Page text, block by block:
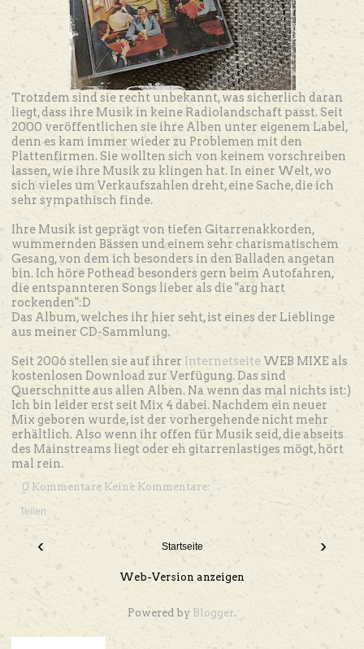
Trotzdem sind sie recht unbekannt, was sicherlich daran
liegt, dass ihre Musik in keine Radiolandschaft passt. Seit
2000 veröffentlichen sie ihre Alben unter eigenem Label,
denn es kam immer wieder zu Problemen mit den
Plattenfirmen. Sie wollten sich von keinem vorschreiben
lassen, wie ihre Musik zu klingen hat. In einer Welt, wo
sich vieles um Verkaufszahlen dreht, eine Sache, die ich
sehr sympathisch finde.
Ihre Musik ist geprägt von tiefen Gitarrenakkorden,
wummernden Bässen und einem sehr charismatischem
Gesang, von dem ich besonders in den Balladen angetan
bin. Ich höre Pothead besonders gern beim Autofahren,
die entspannteren Songs lieber als die "arg hart
rockenden":D
Das Album, welches ihr hier seht, ist eines der Lieblinge
aus meiner CD-Sammlung.
Seit 2006 stellen sie auf ihrer Internetseite WEB MIXE als
kostenlosen Download zur Verfügung. Das sind
Querschnitte aus allen Alben. Na wenn das mal nichts ist:)
Ich bin leider erst seit Mix 4 dabei. Nachdem ein neuer
Mix geboren wurde, ist der vorhergehende nicht mehr
erhältlich. Also wenn ihr offen für Musik seid, die abseits
des Mainstreams liegt oder eh gitarrenlastiges mögt, hört
mal rein.
0 Kommentare Keine Kommentare:
Teilen
‹ ›
Startseite
Web-Version anzeigen
Powered by Blogger.